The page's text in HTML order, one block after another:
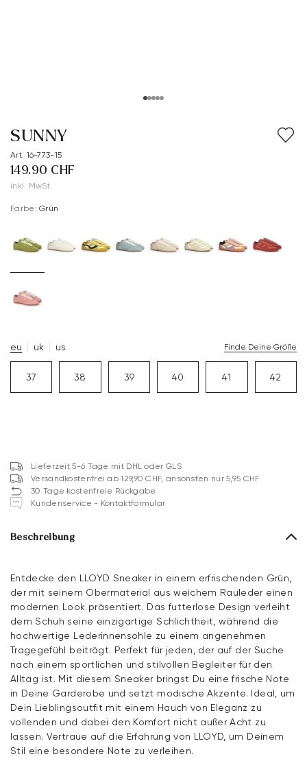
SUNNY
Art. 16-773-15
149.90 CHF
inkl. MwSt.
Farbe: Grün
eu uk us Finde Deine Größe
37 38 39 40 41 42
Lieferzeit 5-6 Tage mit DHL oder GLS
Versandkostenfrei ab 129,90 CHF, ansonsten nur 5,95 CHF
30 Tage kostenfreie Rückgabe
Kundenservice - Kontaktformular
Beschreibung
Entdecke den LLOYD Sneaker in einem erfrischenden Grün,
der mit seinem Obermaterial aus weichem Rauleder einen
modernen Look präsentiert. Das futterlose Design verleiht
dem Schuh seine einzigartige Schlichtheit, während die
hochwertige Lederinnensohle zu einem angenehmen
Tragegefühl beiträgt. Perfekt für jeden, der auf der Suche
nach einem sportlichen und stilvollen Begleiter für den
Alltag ist. Mit diesem Sneaker bringst Du eine frische Note
in Deine Garderobe und setzt modische Akzente. Ideal, um
Dein Lieblingsoutfit mit einem Hauch von Eleganz zu
vollenden und dabei den Komfort nicht außer Acht zu
lassen. Vertraue auf die Erfahrung von LLOYD, um Deinem
Stil eine besondere Note zu verleihen.